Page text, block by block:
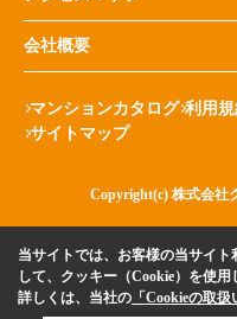
会社概要
マンションカタログ 利用
サイトマップ
Copyright(c) 株式会社
当サイトでは、お客様の当サイ
して、クッキー（Cookie）を使用
詳しくは、当社の 「Cookieの取扱